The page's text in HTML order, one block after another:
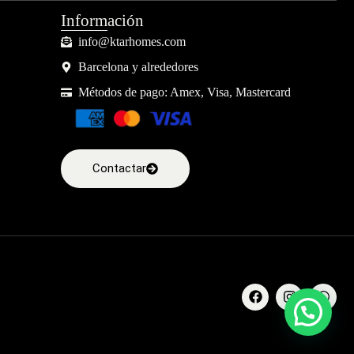
Información
info@ktarhomes.com
Barcelona y alrededores
Métodos de pago: Amex, Visa, Mastercard
Contactar